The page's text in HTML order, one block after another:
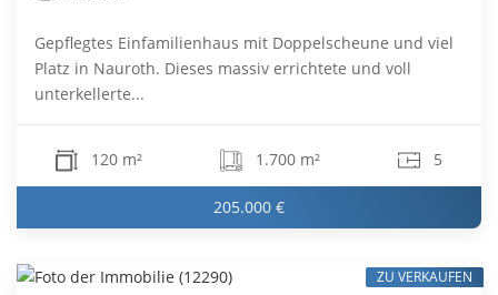
Gepflegtes Einfamilienhaus mit Doppelscheune und viel
Platz in Nauroth. Dieses massiv errichtete und voll
unterkellerte...
120 m² 1.700 m² 5
205.000 €
ZU VERKAUFEN